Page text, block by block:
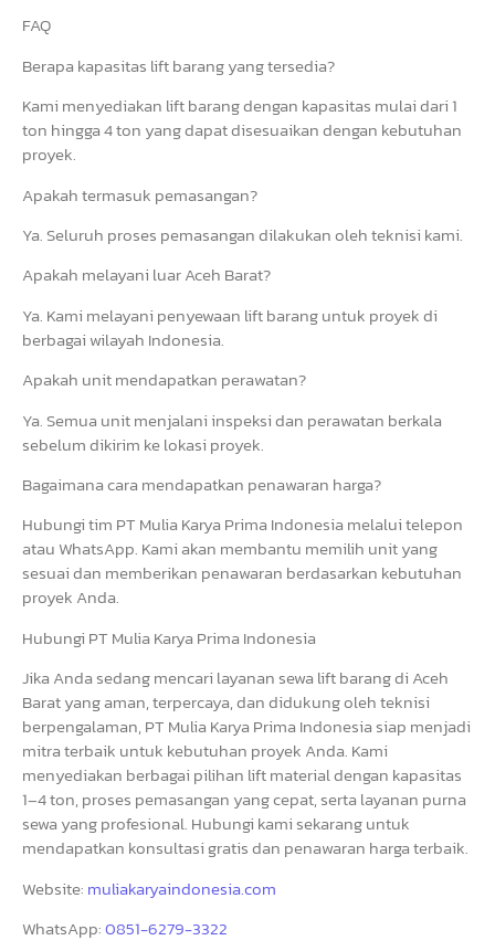
FAQ
Berapa kapasitas lift barang yang tersedia?
Kami menyediakan lift barang dengan kapasitas mulai dari 1
ton hingga 4 ton yang dapat disesuaikan dengan kebutuhan
proyek.
Apakah termasuk pemasangan?
Ya. Seluruh proses pemasangan dilakukan oleh teknisi kami.
Apakah melayani luar Aceh Barat?
Ya. Kami melayani penyewaan lift barang untuk proyek di
berbagai wilayah Indonesia.
Apakah unit mendapatkan perawatan?
Ya. Semua unit menjalani inspeksi dan perawatan berkala
sebelum dikirim ke lokasi proyek.
Bagaimana cara mendapatkan penawaran harga?
Hubungi tim PT Mulia Karya Prima Indonesia melalui telepon
atau WhatsApp. Kami akan membantu memilih unit yang
sesuai dan memberikan penawaran berdasarkan kebutuhan
proyek Anda.
Hubungi PT Mulia Karya Prima Indonesia
Jika Anda sedang mencari layanan sewa lift barang di Aceh
Barat yang aman, terpercaya, dan didukung oleh teknisi
berpengalaman, PT Mulia Karya Prima Indonesia siap menjadi
mitra terbaik untuk kebutuhan proyek Anda. Kami
menyediakan berbagai pilihan lift material dengan kapasitas
1–4 ton, proses pemasangan yang cepat, serta layanan purna
sewa yang profesional. Hubungi kami sekarang untuk
mendapatkan konsultasi gratis dan penawaran harga terbaik.
Website: muliakaryaindonesia.com
WhatsApp:0851-6279-3322